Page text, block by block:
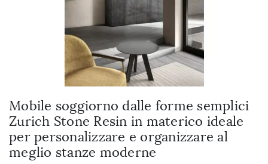
Mobile soggiorno dalle forme semplici
Zurich Stone Resin in materico ideale
per personalizzare e organizzare al
meglio stanze moderne